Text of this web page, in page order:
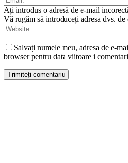
Ați introdus o adresă de e-mail
Vă rugăm să introduceți adresa dvs. de
Salvați numele meu, adresa de e-
browser pentru data viitoare i